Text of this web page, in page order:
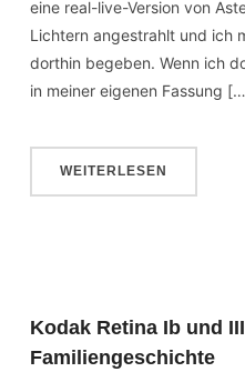
eine real-live-Version von
Lichtern angestrahlt und ich
dorthin begeben. Wenn ich
in meiner eigenen Fassung
WEITERLESEN
Kodak Retina Ib und
Familiengeschichte